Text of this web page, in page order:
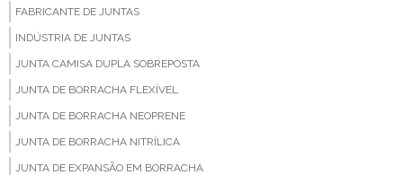
FABRICANTE DE JUNTAS
INDÚSTRIA DE JUNTAS
JUNTA CAMISA DUPLA SOBREPOSTA
JUNTA DE BORRACHA FLEXÍVEL
JUNTA DE BORRACHA NEOPRENE
JUNTA DE BORRACHA NITRÍLICA
JUNTA DE EXPANSÃO EM BORRACHA